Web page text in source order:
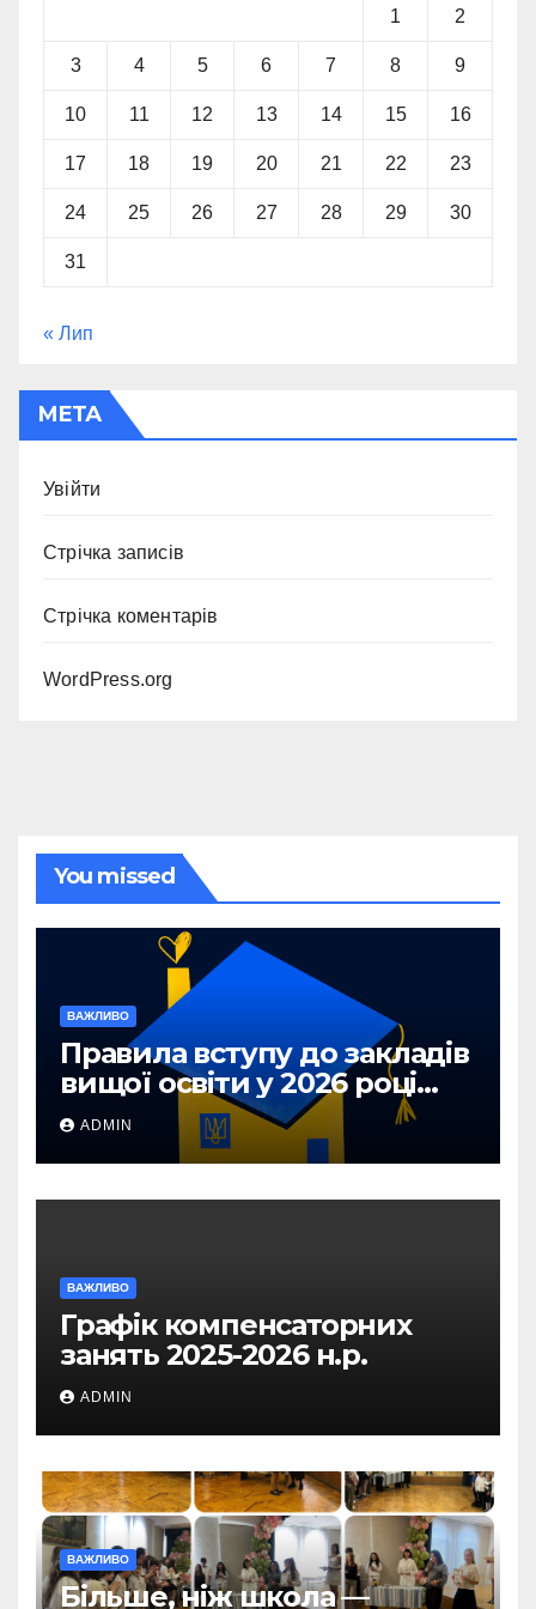
1 2
3 4 5 6 7 8 9
10 11 12 13 14 15 16
17 18 19 20 21 22 23
24 25 26 27 28 29 30
31
« Лип
МЕТА
Увійти
Стрічка записів
Стрічка коментарів
WordPress.org
You missed
ВАЖЛИВО
Правила вступу до закладів
вищої освіти у 2026 році
для абітурієнтів з ТОТ та
прифронтових територій
ADMIN
ВАЖЛИВО
Графік компенсаторних
занять 2025-2026 н.р.
ADMIN
ВАЖЛИВО
Більше, ніж школа —